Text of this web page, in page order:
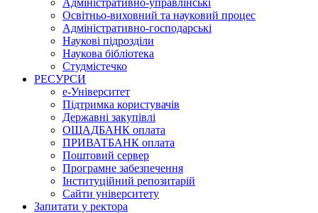
Освітньо-виховний та науковий процес
Адміністративно-господарські
Наукові підрозділи
Наукова бібліотека
Студмістечко
РЕСУРСИ
е-Університет
Підтримка користувачів
Державні закупівлі
ОЩАДБАНК оплата
ПРИВАТБАНК оплата
Поштовий сервер
Програмне забезпечення
Інституційний репозитарій
Сайти університету
Запитати у ректора